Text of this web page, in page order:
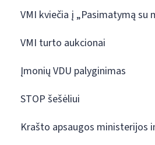
VMI kviečia į „Pasimatymą su
VMI turto aukcionai
Įmonių VDU palyginimas
STOP šešėliui
Krašto apsaugos ministerijos